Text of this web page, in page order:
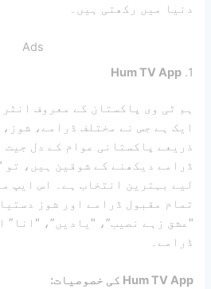
دنیا میں رکھتی ہیں۔
Ads
1.
Hum TV App
ہم ٹی وی پاکستان کے معروف
ایک ہے جس نے مختلف ڈرامے،
ذریعے پاکستانی عوام کے دل جیت
ڈرامے دیکھنے کے شوقین ہیں، تو
لیے بہترین انتخاب ہے۔ اس ایپ
تمام مقبول ڈرامے اور شوز
"عشق زہے نصیب”، "یادیں”، "انا”
ڈرامے۔
Hum TV App کی خصوصیات: